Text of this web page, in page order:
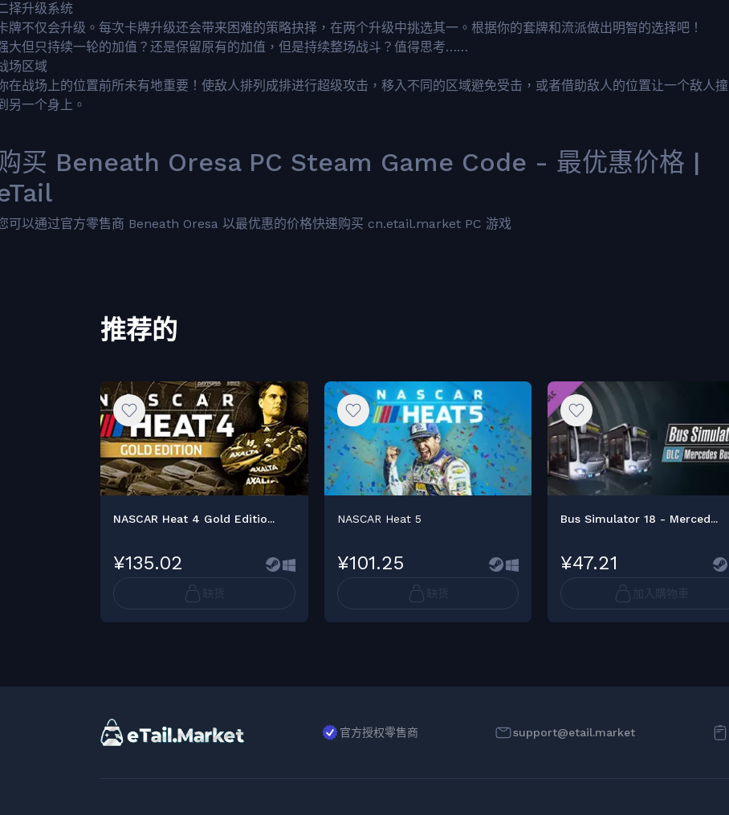
择升级系统
牌不仅会升级。每次卡牌升级还会带来困难的策略抉择，在两个升级中挑选其一。根据你的套牌和流派做出明智的选择吧！
大但只持续一轮的加值？还是保留原有的加值，但是持续整场战斗？值得思考……
场区域
在战场上的位置前所未有地重要！使敌人排列成排进行超级攻击，移入不同的区域避免受击，或者借助敌人的位置让一个敌人撞
另一个身上。
买 Beneath Oresa PC Steam Game Code - 最优惠价格 |
可以通过官方零售商 Beneath Oresa 以最优惠的价格快速购买 cn.etail.market PC 游戏
推荐的
NASCAR Heat 4 Gold Editio...
¥135.02
缺货
NASCAR Heat 5
¥101.25
缺货
Bus Simulator 18 - Merced...
¥47.21
加入購物車
官方授权零售商 support@etail.market